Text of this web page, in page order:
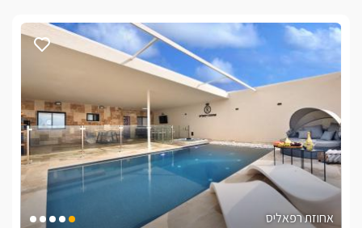
אחוזת רפאליס